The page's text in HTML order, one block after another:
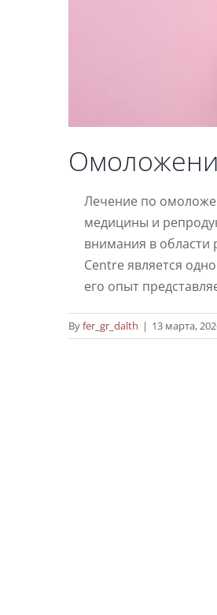
Лечение по
медицины и
внимания в области
Centre является
его опыт
Byfer_gr_dalth | 13 марта,